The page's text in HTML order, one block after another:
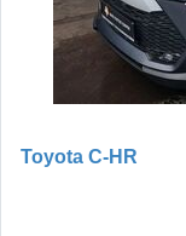
Toyota C-HR